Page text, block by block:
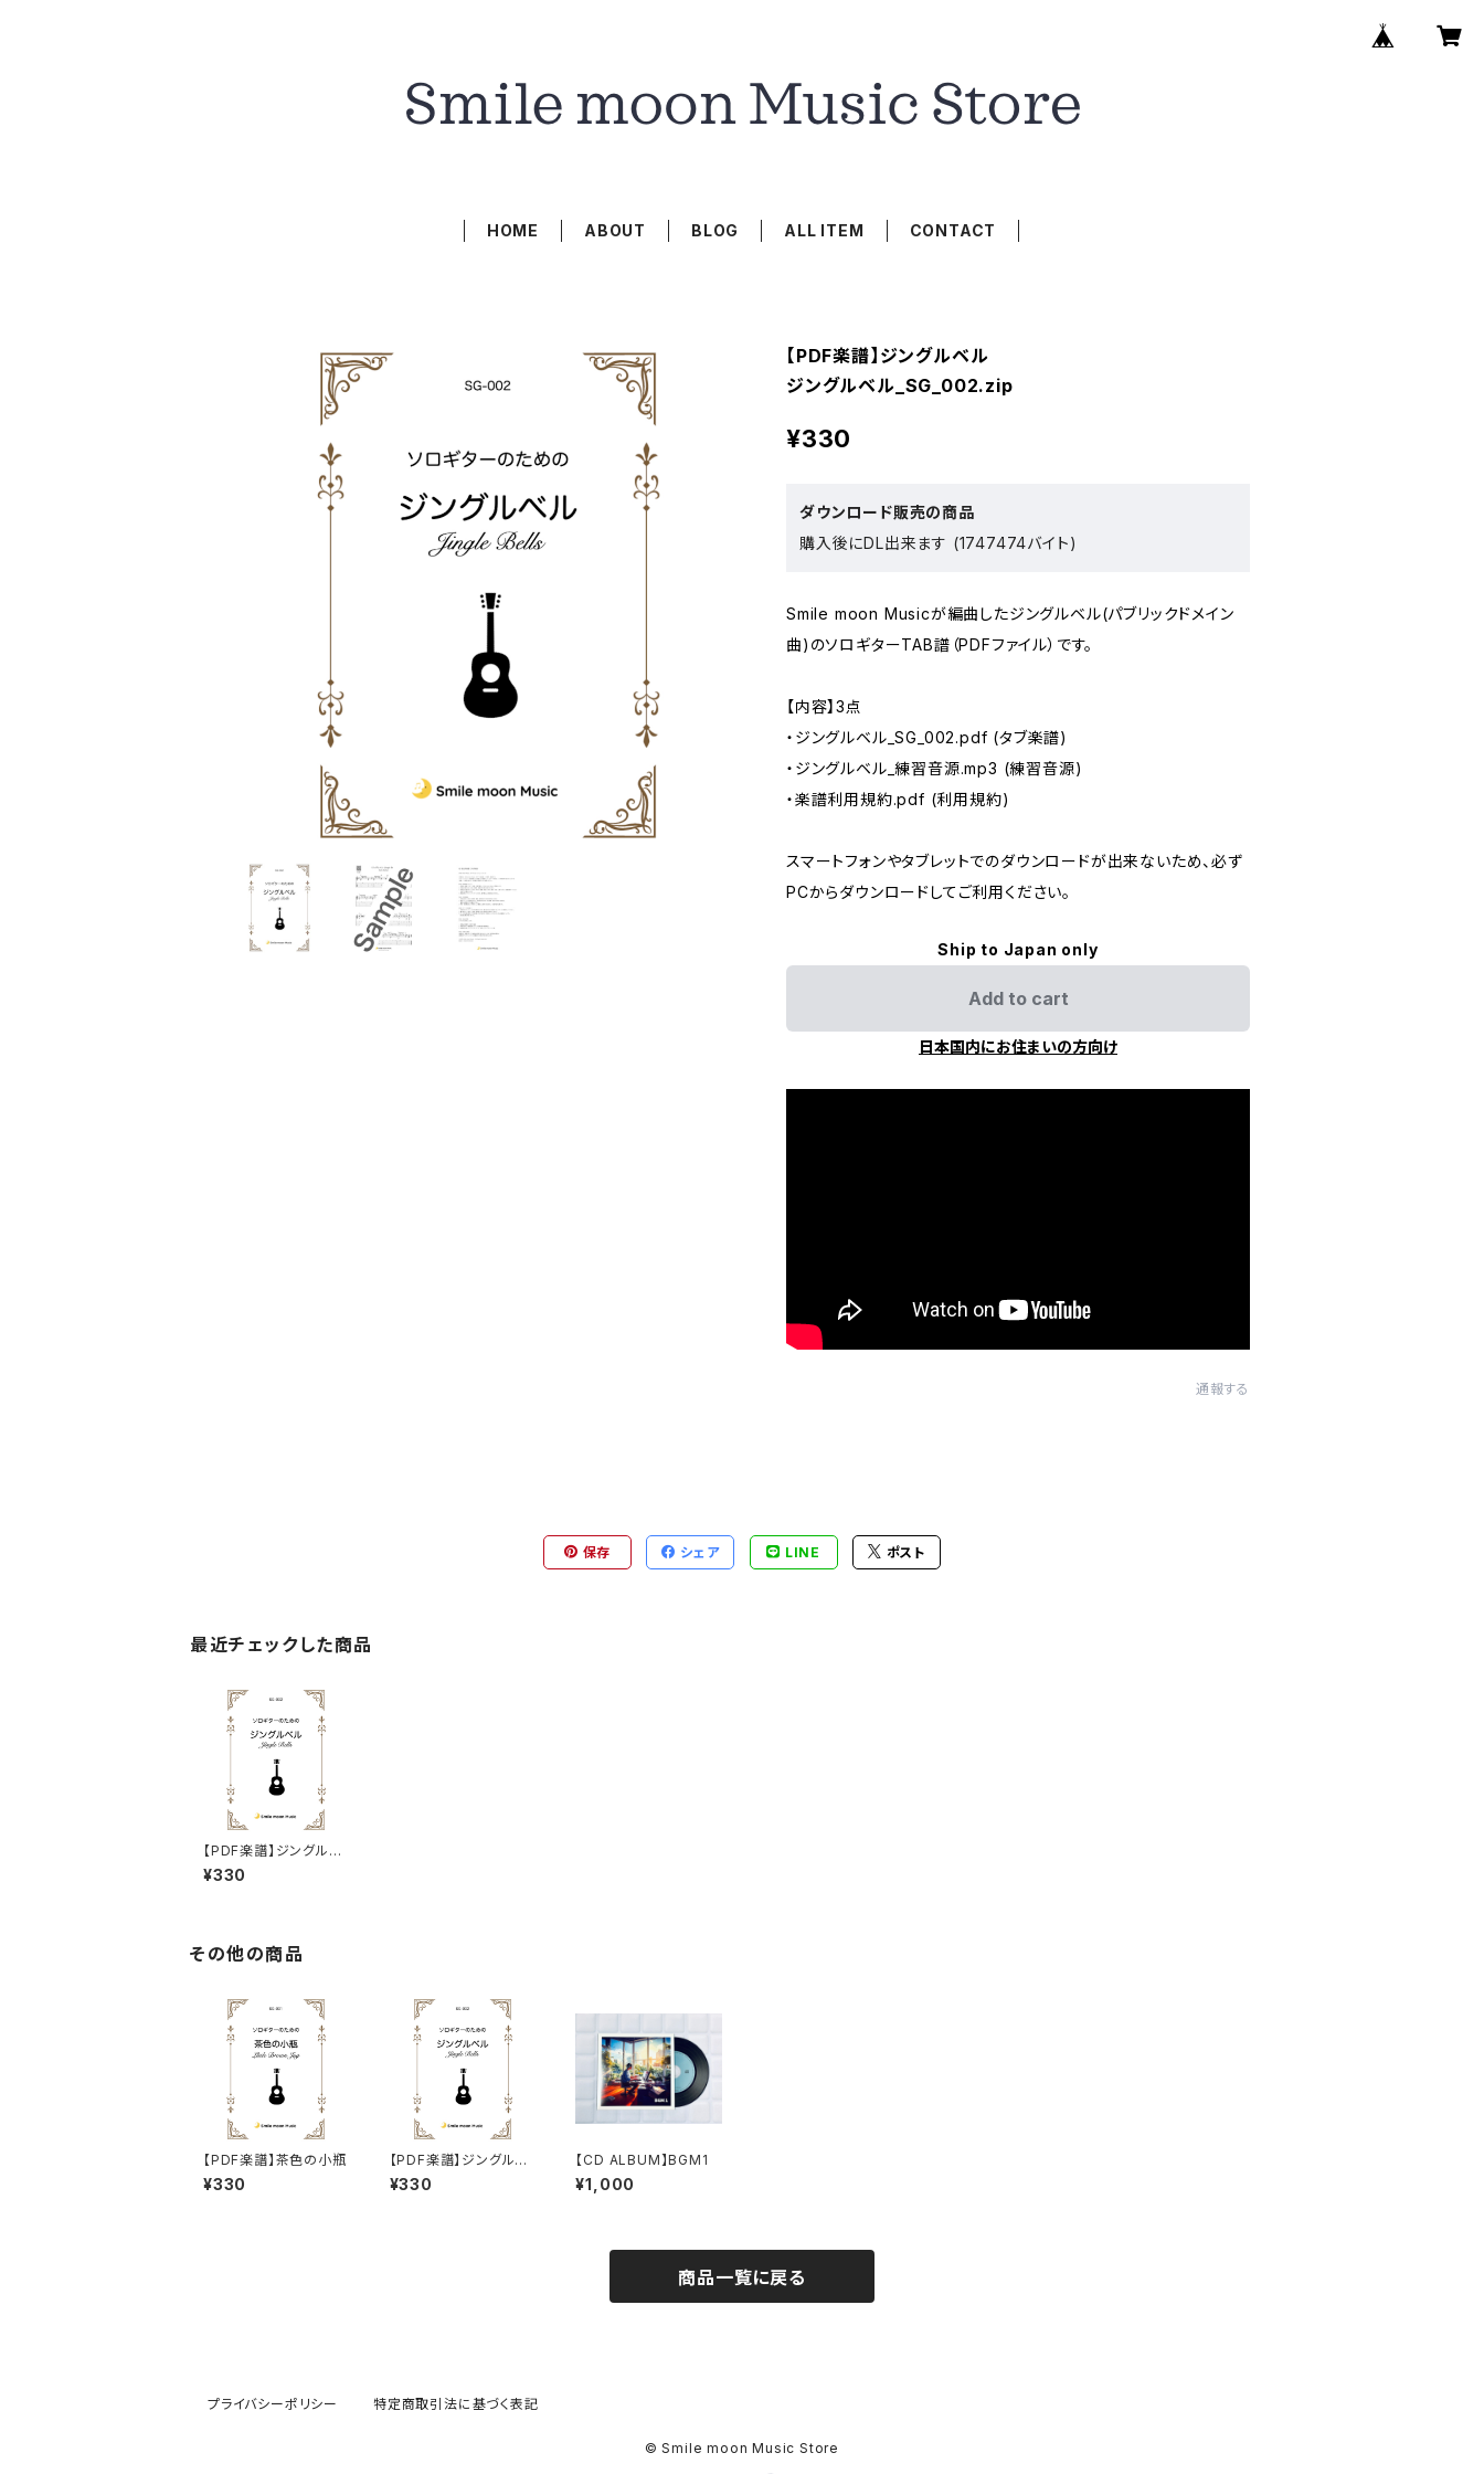
HOME ABOUT BLOG ALL ITEM CONTACT
【PDF楽譜】ジングルベル
ジングルベル_SG_002.zip
¥330
ダウンロード販売の商品
購入後にDL出来ます (1747474バイト)
Smile moon Musicが編曲したジングルベル(パブリックドメイン
曲)のソロギターTAB譜（PDFファイル）です。
【内容】3点
・ジングルベル_SG_002.pdf (タブ楽譜)
・ジングルベル_練習音源.mp3 (練習音源)
・楽譜利用規約.pdf (利用規約)
スマートフォンやタブレットでのダウンロードが出来ないため、必ず
PCからダウンロードしてご利用ください。
Ship to Japan only
Add to cart
日本国内にお住まいの方向け
通報する
保存 シェア LINE ポスト
最近チェックした商品
【PDF楽譜】ジングルベ
ル
¥330
その他の商品
【PDF楽譜】茶色の小瓶
¥330
【PDF楽譜】ジングルベ
ル
¥330
【CD ALBUM】BGM1
¥1,000
商品一覧に戻る
プライバシーポリシー 特定商取引法に基づく表記
© Smile moon Music Store